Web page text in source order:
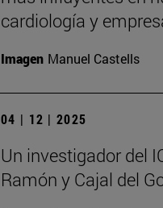
cardiología y
Imagen Manuel Castells
04 | 12 | 2025
Un investigador del
Ramón y Cajal del